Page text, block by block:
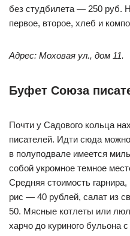
без студбилета — 250 руб.
первое, второе, хлеб и
Адрес: Моховая ул., дом 11.
Буфет Союза
Почти у Садового кольца
писателей. Идти сюда
в полуподвале имеется
собой укромное темное
Средняя стоимость
рис — 40 рублей, салат из
50. Мясные котлеты или
харчо до куриного бульона